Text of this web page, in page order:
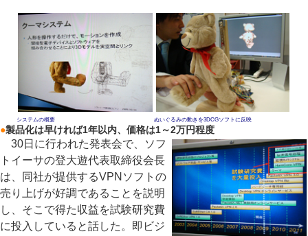
システムの概要 ぬいぐるみの動きを3DCGソフトに反映
●製品化は早ければ1年以内、価格は1～2万円程度
30日に行われた発表会で、ソフ
トイーサの登大遊代表取締役会長
は、同社が提供するVPNソフトの
売り上げが好調であることを説明
し、そこで得た収益を試験研究費
に投入していると話した。即ビジ